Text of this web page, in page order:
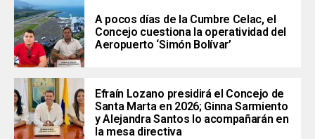
A pocos días de la Cumbre Celac, el
Concejo cuestiona la operatividad del
Aeropuerto ‘Simón Bolívar’
Efraín Lozano presidirá el Concejo de
Santa Marta en 2026; Ginna Sarmiento
y Alejandra Santos lo acompañarán en
la mesa directiva